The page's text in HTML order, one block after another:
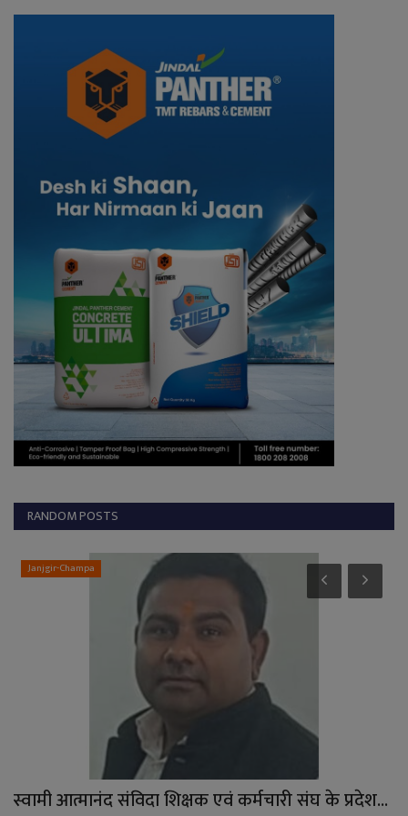
RANDOM POSTS
Janjgir-Champa
स्वामी आत्मानंद संविदा शिक्षक एवं कर्मचारी संघ के प्रदेश...